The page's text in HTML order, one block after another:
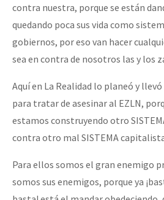
contra nuestra, porque se están
quedando poca sus vida como
gobiernos, por eso van hacer
sea en contra de nosotros las y los
Aquí en La Realidad lo planeó y
para tratar de asesinar al EZLN,
estamos construyendo otro
contra otro mal SISTEMA
Para ellos somos el gran enemigo
somos sus enemigos, porque ya